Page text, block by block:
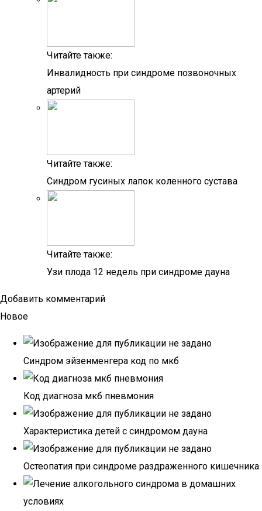
Читайте также:
Инвалидность при синдроме позвоночных
артерий
Читайте также:
Синдром гусиных лапок коленного сустава
Читайте также:
Узи плода 12 недель при синдроме дауна
Добавить комментарий
Новое
Синдром эйзенменгера код по мкб
Код диагноза мкб пневмония
Характеристика детей с синдромом дауна
Остеопатия при синдроме раздраженного кишечника